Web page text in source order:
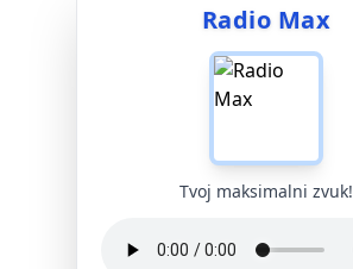
Radio Max
Tvoj maksimalni zvuk!